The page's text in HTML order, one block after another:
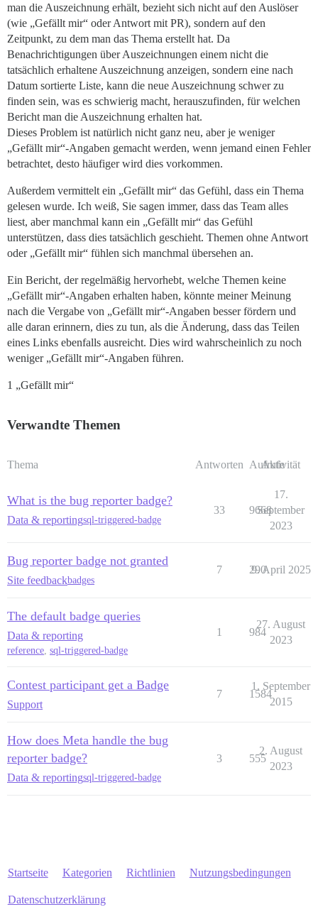
man die Auszeichnung erhält, bezieht sich nicht auf den Auslöser
(wie „Gefällt mir“ oder Antwort mit PR), sondern auf den
Zeitpunkt, zu dem man das Thema erstellt hat. Da
Benachrichtigungen über Auszeichnungen einem nicht die
tatsächlich erhaltene Auszeichnung anzeigen, sondern eine nach
Datum sortierte Liste, kann die neue Auszeichnung schwer zu
finden sein, was es schwierig macht, herauszufinden, für welchen
Bericht man die Auszeichnung erhalten hat.
Dieses Problem ist natürlich nicht ganz neu, aber je weniger
„Gefällt mir“-Angaben gemacht werden, wenn jemand einen Fehler
betrachtet, desto häufiger wird dies vorkommen.
Außerdem vermittelt ein „Gefällt mir“ das Gefühl, dass ein Thema
gelesen wurde. Ich weiß, Sie sagen immer, dass das Team alles
liest, aber manchmal kann ein „Gefällt mir“ das Gefühl
unterstützen, dass dies tatsächlich geschieht. Themen ohne Antwort
oder „Gefällt mir“ fühlen sich manchmal übersehen an.
Ein Bericht, der regelmäßig hervorhebt, welche Themen keine
„Gefällt mir“-Angaben erhalten haben, könnte meiner Meinung
nach die Vergabe von „Gefällt mir“-Angaben besser fördern und
alle daran erinnern, dies zu tun, als die Änderung, dass das Teilen
eines Links ebenfalls ausreicht. Dies wird wahrscheinlich zu noch
weniger „Gefällt mir“-Angaben führen.
1 „Gefällt mir“
Verwandte Themen
Thema Antworten Aufrufe
Aktivität
What is the bug reporter badge?
Data & reportingsql-triggered-badge
33 9668
17.
September
2023
Bug reporter badge not granted
Site feedbackbadges
7 290
9. April 2025
The default badge queries
Data & reporting
reference sql-triggered-badge
1 984
27. August
2023
Contest participant get a Badge
Support
7 1584
1. September
2015
How does Meta handle the bug
reporter badge?
Data & reportingsql-triggered-badge
3 555
2. August
2023
Startseite Kategorien Richtlinien Nutzungsbedingungen
Datenschutzerklärung